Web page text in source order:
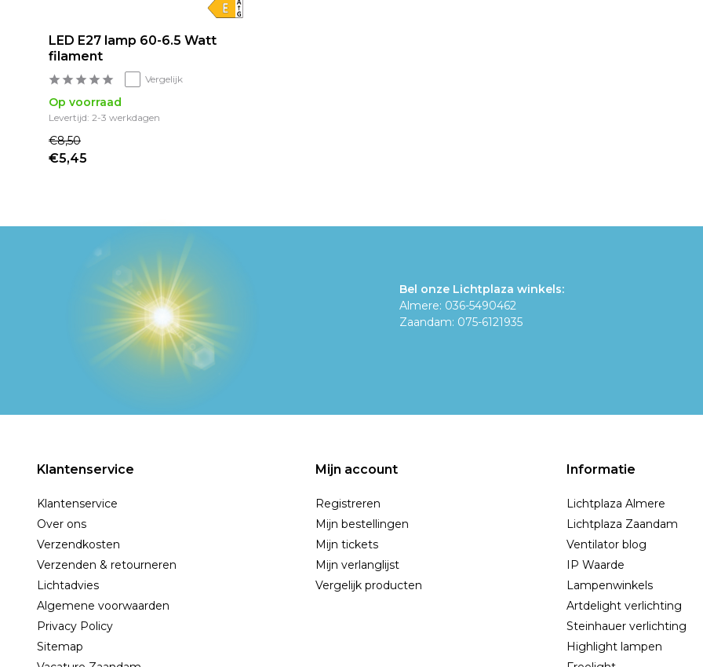
LED E27 lamp 60-6.5 Watt
filament
Vergelijk
Op voorraad
Levertijd: 2-3 werkdagen
€8,50
€5,45
Bel onze Lichtplaza winkels:
Almere: 036-5490462
Zaandam: 075-6121935
Klantenservice
Klantenservice
Over ons
Verzendkosten
Verzenden & retourneren
Lichtadvies
Algemene voorwaarden
Privacy Policy
Sitemap
Mijn account
Registreren
Mijn bestellingen
Mijn tickets
Mijn verlanglijst
Vergelijk producten
Informatie
Lichtplaza Almere
Lichtplaza Zaandam
Ventilator blog
IP Waarde
Lampenwinkels
Artdelight verlichting
Steinhauer verlichting
Highlight lampen